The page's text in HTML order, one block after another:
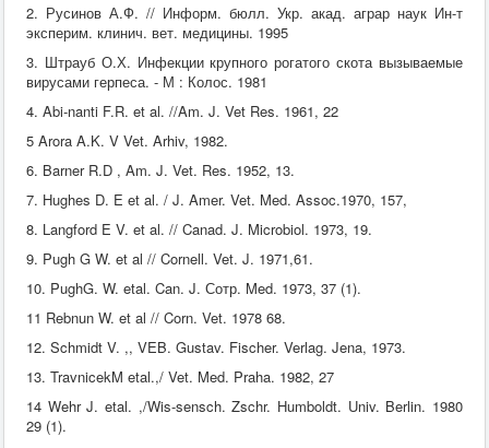
2. Русинов А.Ф. // Информ. бюлл. Укр. акад. аграр наук Ин-т
эксперим. клинич. вет. медицины. 1995
3. Штрауб О.Х. Инфекции крупного рогатого скота вызываемые
вирусами герпеса. - М : Колос. 1981
4. Abi-nanti F.R. et al. //Am. J. Vet Res. 1961, 22
5 Arora A.K. V Vet. Arhiv, 1982.
6. Barner R.D , Am. J. Vet. Res. 1952, 13.
7. Hughes D. E et al. / J. Amer. Vet. Med. Assoc.1970, 157,
8. Langford E V. et al. // Canad. J. Microbiol. 1973, 19.
9. Pugh G W. et al // Cornell. Vet. J. 1971,61.
10. PughG. W. etal. Can. J. Сотр. Med. 1973, 37 (1).
11 Rebnun W. et al // Corn. Vet. 1978 68.
12. Schmidt V. ,, VEB. Gustav. Fischer. Verlag. Jena, 1973.
13. TravnicekM etal.,/ Vet. Med. Praha. 1982, 27
14 Wehr J. etal. ,/Wis-sensch. Zschr. Humboldt. Univ. Berlin. 1980
29 (1).